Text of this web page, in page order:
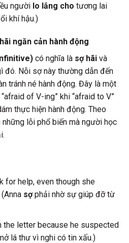
người lo lắng cho tương lai
khí hậu.)
ngăn cản hành động
có nghĩa là sợ hãi và
đó. Nỗi sợ này thường dẫn đến
tránh né hành động. Đây là một
of V-ing” khi “afraid to V”
thực hiện hành động. Theo
lỗi phổ biến mà người học
for help, even though she
sợphải nhờ sự giúp đỡ từ
the letter because he suspected
lá thư vì nghi có tin xấu.)